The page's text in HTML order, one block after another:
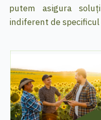
putem asigura
indiferent de